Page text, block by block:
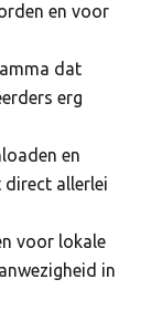
en voor
dat
erg
en
direct allerlei
voor lokale
in